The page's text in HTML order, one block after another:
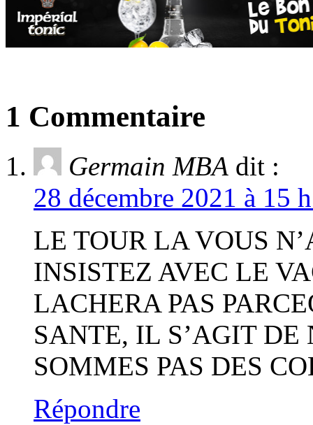
1 Commentaire
Germain MBA dit :
28 décembre 2021 à 15
LE TOUR LA VOUS
INSISTEZ AVEC LE
LACHERA PAS
SANTE, IL S’AGIT DE
SOMMES PAS DES
Répondre